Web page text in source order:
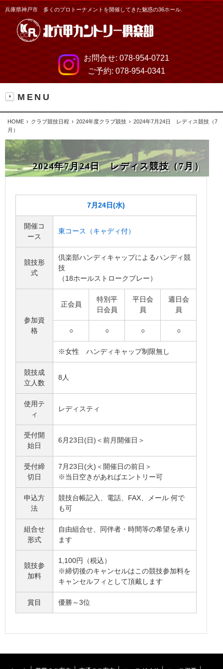
兵庫県神戸市 多くのプロトーナメントを開催してきた魅惑の36ホール.
お問合せ: 078-954-0721
ご予約: 078-954-0341
MENU
HOME クラブ競技日程 2024年度クラブ競技
2024年7月24日 レディス競技（7
月）
2024年7月24日 レディス競技（7月）
7月24日(水)
開催コ
ース
東コース（キャディ付）
競技形
式
倶楽部ハンディキャップによるハンディ競
技
（18ホールストロークプレー）
参加資
格
正会員
特別平
日会員
平日会
員
週日会
員
○ ○ ○ ○
※女性 ハンディキャップ制限無し
競技成
立人数
8人
使用テ
ィ
レディスティ
受付開
始日
6月23日(日)＜前月開催日＞
受付締
切日
7月23日(火)＜開催日の前日＞
※当日空きがあればエントリー可
申込方
法
競技台帳記入、電話、FAX、メール 何で
も可
組合せ
形式
自由組合せ、同伴者・時間等の希望を承り
ます
競技参
加料
1,100円（税込）
※締切後のキャンセルはこの競技参加料を
キャンセルフィとして頂戴します
賞目 優勝～3位